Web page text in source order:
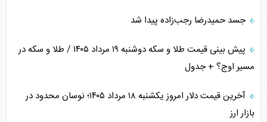
جسد حمیدرضا رجب‌زاده پیدا شد
پیش بینی قیمت طلا و سکه دوشنبه ۱۹ مرداد ۱۴۰۵ / طلا و سکه در
مسیر اوج؟ + جدول
آخرین قیمت دلار امروز یکشنبه ۱۸ مرداد ۱۴۰۵؛ نوسان محدود در
بازار ارز